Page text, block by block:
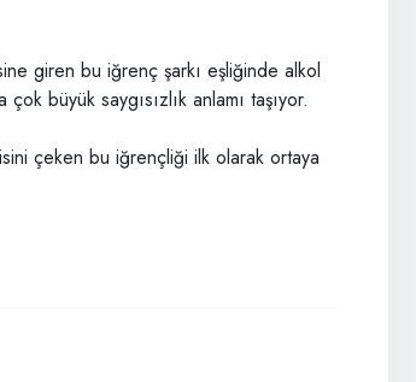
giren bu iğrenç şarkı eşliğinde alkol
büyük saygısızlık anlamı taşıyor.
çeken bu iğrençliği ilk olarak ortaya